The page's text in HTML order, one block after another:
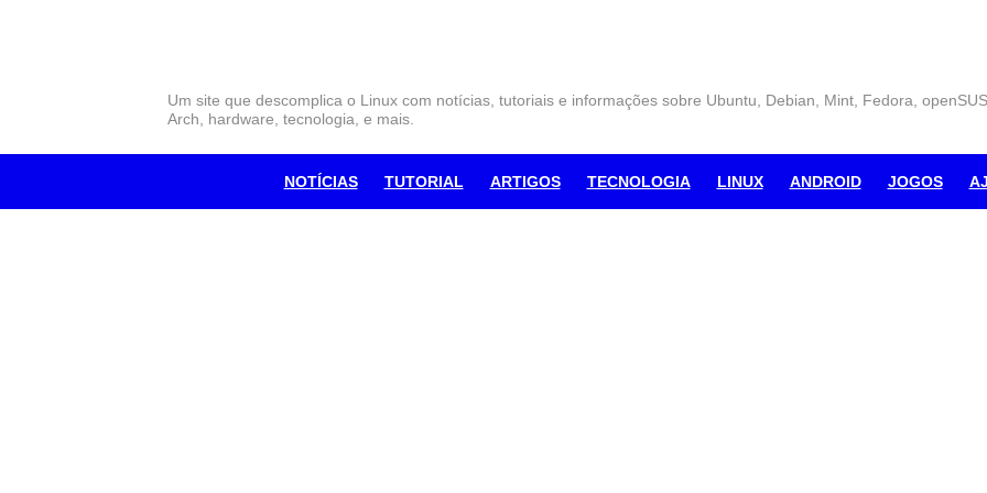
Um site que descomplica o Linux com notícias, tutoriais e informações sobre Ubuntu, Debian, Mint, Fedora,
Arch, hardware, tecnologia, e mais.
NOTÍCIAS TUTORIAL ARTIGOS TECNOLOGIA LINUX ANDROID JOGOS